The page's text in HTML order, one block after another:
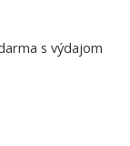
s výdajom